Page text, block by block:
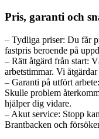
Pris, garanti och
– Tydliga priser: Du får
fastpris beroende på
– Rätt åtgärd från start:
arbetstimmar. Vi
– Garanti på utfört
Skulle problem
hjälper dig vidare.
– Akut service: Stopp
Brantbacken och